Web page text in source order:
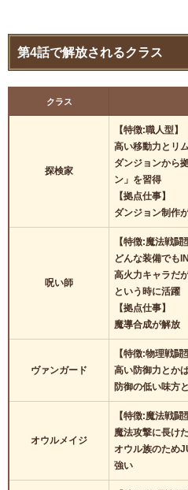
第4話で解放されるクラス
クラス
探検家
【特徴:職人型】
高い移動力とリ
ダンジョンから
ン」を習得
【拠点仕事】
ダンジョン制作
呪い師
【特徴:魔法戦闘
どんな装備でも
高火力キャラだ
という時に活躍
【拠点仕事】
魔導合成が解放
ヴァンガード
【特徴:物理戦闘
高い防御力とか
防御の低い味方
オウルメイジ
【特徴:魔法戦闘
魔法攻撃に長け
オウル族のため
強い